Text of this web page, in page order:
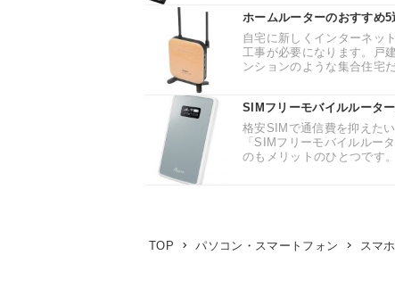
ホームルーターのおすすめ
自宅に新しくインターネッ
工事が必要になります。戸
ンションのような集合住宅
SIMフリーモバイルルータ
格安SIMで通信費を抑えた
「SIMフリーモバイルルー
のもメリットのひとつです
TOP パソコン・スマートフォン スマ